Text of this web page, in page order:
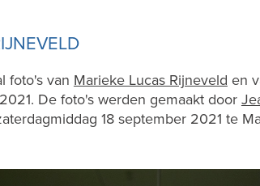
foto's van Marieke Lucas Rijneveld en
De foto's werden gemaakt door
18 september 2021 te